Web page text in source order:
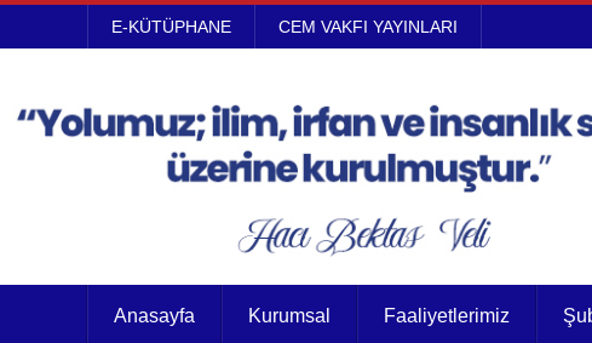
E-KÜTÜPHANE CEM VAKFI YAYINLARI
Anasayfa Kurumsal Faaliyetlerimiz